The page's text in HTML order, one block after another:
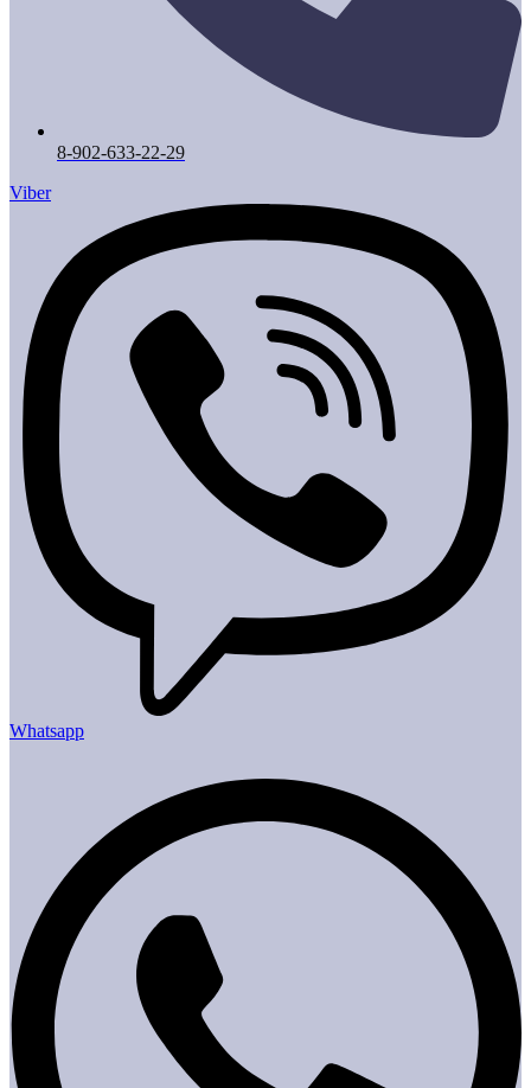
8-902-633-22-29
Viber
Whatsapp